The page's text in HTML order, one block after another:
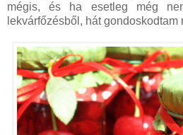
mégis, és ha esetleg még
lekvárfőzésből, hát gondoskodtam